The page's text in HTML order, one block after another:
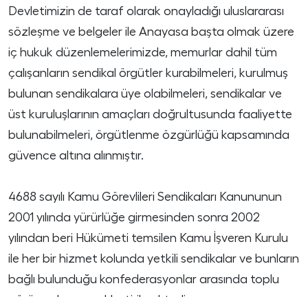
Devletimizin de taraf olarak onayladığı uluslararası
sözleşme ve belgeler ile Anayasa başta olmak üzere
iç hukuk düzenlemelerimizde, memurlar dahil tüm
çalışanların sendikal örgütler kurabilmeleri, kurulmuş
bulunan sendikalara üye olabilmeleri, sendikalar ve
üst kuruluşlarının amaçları doğrultusunda faaliyette
bulunabilmeleri, örgütlenme özgürlüğü kapsamında
güvence altına alınmıştır.
4688 sayılı Kamu Görevlileri Sendikaları Kanununun
2001 yılında yürürlüğe girmesinden sonra 2002
yılından beri Hükümeti temsilen Kamu İşveren Kurulu
ile her bir hizmet kolunda yetkili sendikalar ve bunların
bağlı bulunduğu konfederasyonlar arasında toplu